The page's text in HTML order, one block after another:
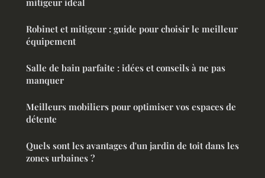
mitigeur idéal
Robinet et mitigeur : guide pour choisir le meilleur
équipement
Salle de bain parfaite : idées et conseils à ne pas
manquer
Meilleurs mobiliers pour optimiser vos espaces de
détente
Quels sont les avantages d'un jardin de toit dans les
zones urbaines ?